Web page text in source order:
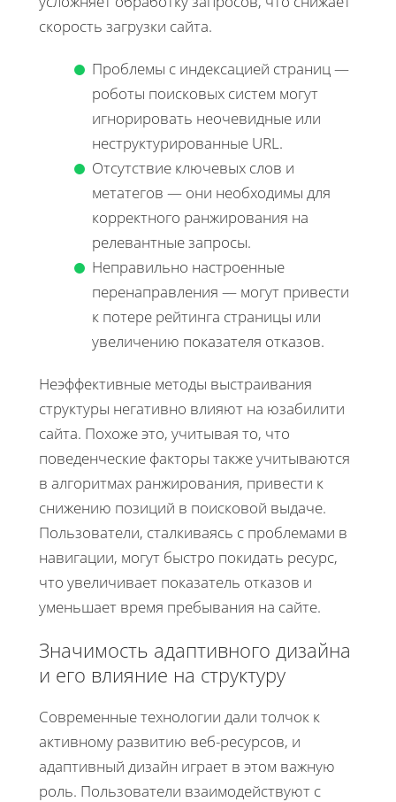
скорость загрузки сайта.
Проблемы с индексацией страниц —
роботы поисковых систем могут
игнорировать неочевидные или
неструктурированные URL.
Отсутствие ключевых слов и
метатегов — они необходимы для
корректного ранжирования на
релевантные запросы.
Неправильно настроенные
перенаправления — могут привести
к потере рейтинга страницы или
увеличению показателя отказов.
Неэффективные методы выстраивания
структуры негативно влияют на юзабилити
сайта. Похоже это, учитывая то, что
поведенческие факторы также учитываются
в алгоритмах ранжирования, привести к
снижению позиций в поисковой выдаче.
Пользователи, сталкиваясь с проблемами в
навигации, могут быстро покидать ресурс,
что увеличивает показатель отказов и
уменьшает время пребывания на сайте.
Значимость адаптивного дизайна
и его влияние на структуру
Современные технологии дали толчок к
активному развитию веб-ресурсов, и
адаптивный дизайн играет в этом важную
роль. Пользователи взаимодействуют с